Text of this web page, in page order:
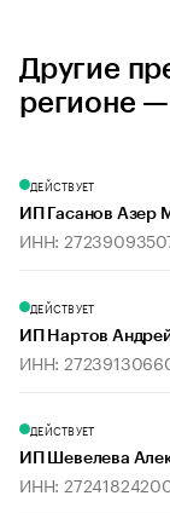
Другие
регионе
ДЕЙСТВУЕТ
ИП Гасанов Азер
ИНН:
ДЕЙСТВУЕТ
ИП Нартов
ИНН:
ДЕЙСТВУЕТ
ИП Шевелева
ИНН: